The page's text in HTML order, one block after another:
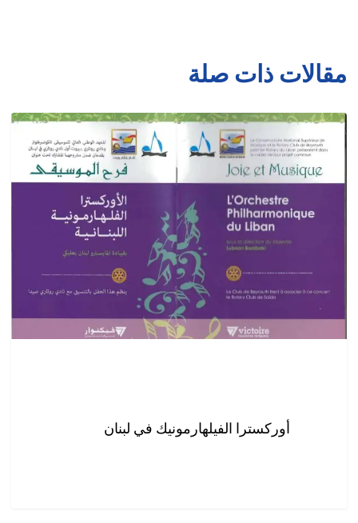
مقالات ذات صلة
أوركسترا
الفيلهارمونيك
لبنان
أوركسترا الفيلهارمونيك في لبنان